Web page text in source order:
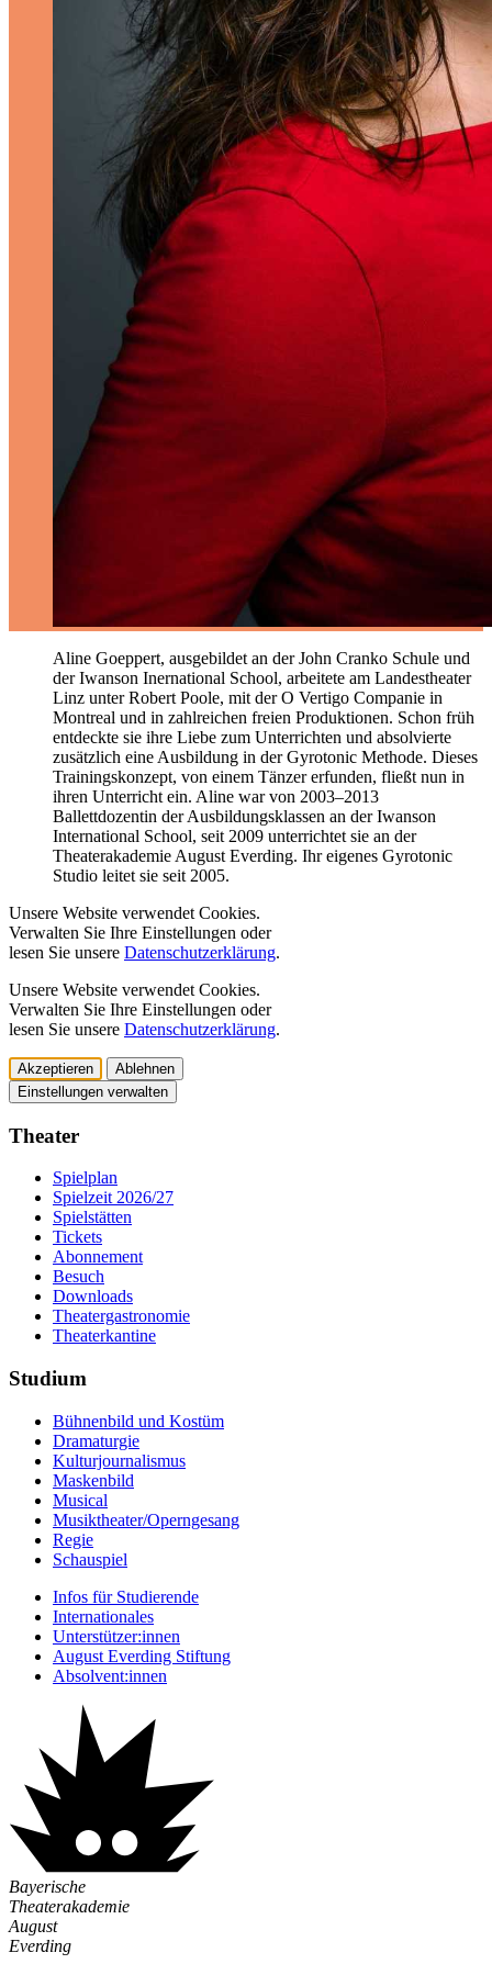
Aline Goeppert, ausgebildet an der John Cranko Schule und
der Iwanson Inernational School, arbeitete am Landestheater
Linz unter Robert Poole, mit der O Vertigo Companie in
Montreal und in zahlreichen freien Produktionen. Schon früh
entdeckte sie ihre Liebe zum Unterrichten und absolvierte
zusätzlich eine Ausbildung in der Gyrotonic Methode. Dieses
Trainingskonzept, von einem Tänzer erfunden, fließt nun in
ihren Unterricht ein. Aline war von 2003–2013
Ballettdozentin der Ausbildungsklassen an der Iwanson
International School, seit 2009 unterrichtet sie an der
Theaterakademie August Everding. Ihr eigenes Gyrotonic
Studio leitet sie seit 2005.
Unsere Website verwendet Cookies.
Verwalten Sie Ihre Einstellungen oder
lesen Sie unsere Datenschutzerklärung.
Unsere Website verwendet Cookies.
Verwalten Sie Ihre Einstellungen oder
lesen Sie unsere Datenschutzerklärung.
Akzeptieren
Ablehnen
Einstellungen verwalten
Theater
Spielplan
Spielzeit 2026/27
Spielstätten
Tickets
Abonnement
Besuch
Downloads
Theatergastronomie
Theaterkantine
Studium
Bühnenbild und Kostüm
Dramaturgie
Kulturjournalismus
Maskenbild
Musical
Musiktheater/­Operngesang
Regie
Schauspiel
Infos für Studierende
Internationales
Unterstützer:innen
August Everding Stiftung
Absolvent:innen
Bayerische
Theaterakademie
August
Everding